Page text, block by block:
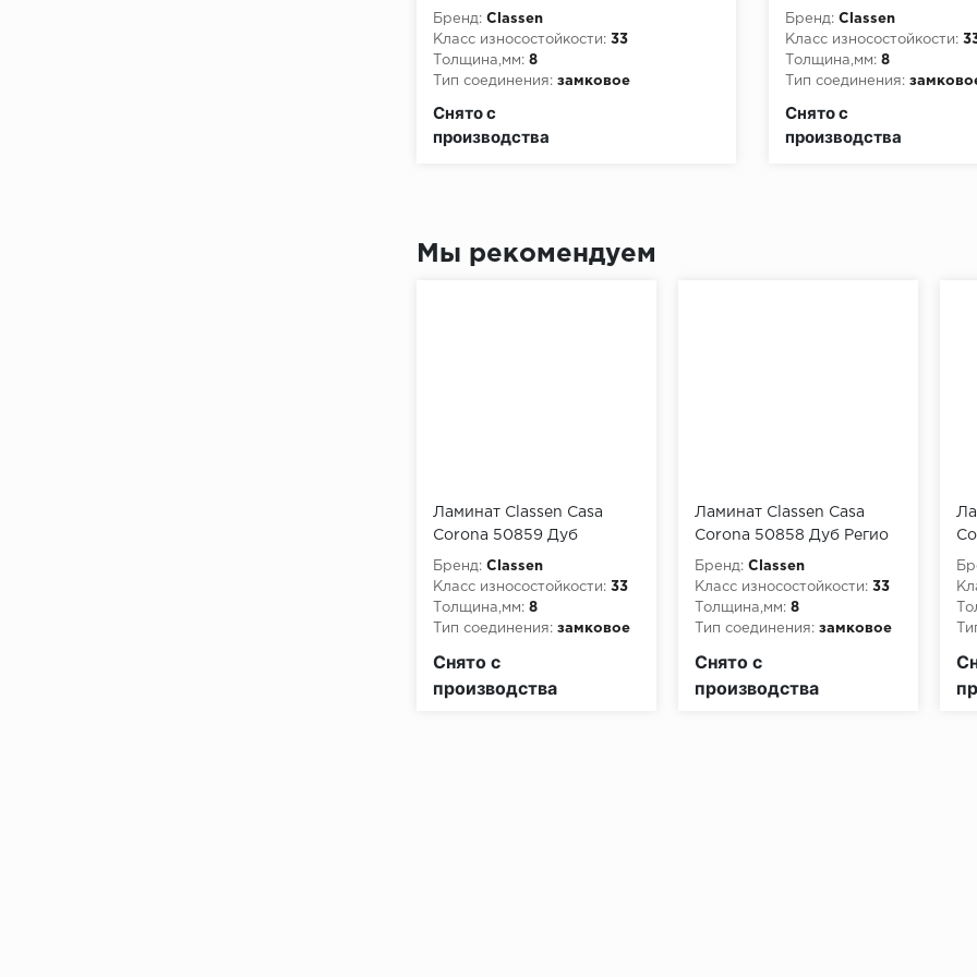
Бренд: Classen
Класс износостойкости: 33
Толщина,мм: 8
Тип соединения: замковое
Снято с
производства
Бренд: Classen
Класс износостойкости:
Толщина,мм: 8
Тип соединения:
Снято с
производства
Мы рекомендуем
Ламинат Classen Casa
Corona 50859 Дуб
Самбуко
Бренд: Classen
Класс износостойкости: 33
Толщина,мм: 8
Тип соединения: замковое
КМ3
Снято с
производства
Ламинат Classen Casa
Corona 50858 Дуб Регио
Бренд: Classen
Класс износостойкости: 33
Толщина,мм: 8
Тип соединения: замковое
КМ3
Снято с
производства